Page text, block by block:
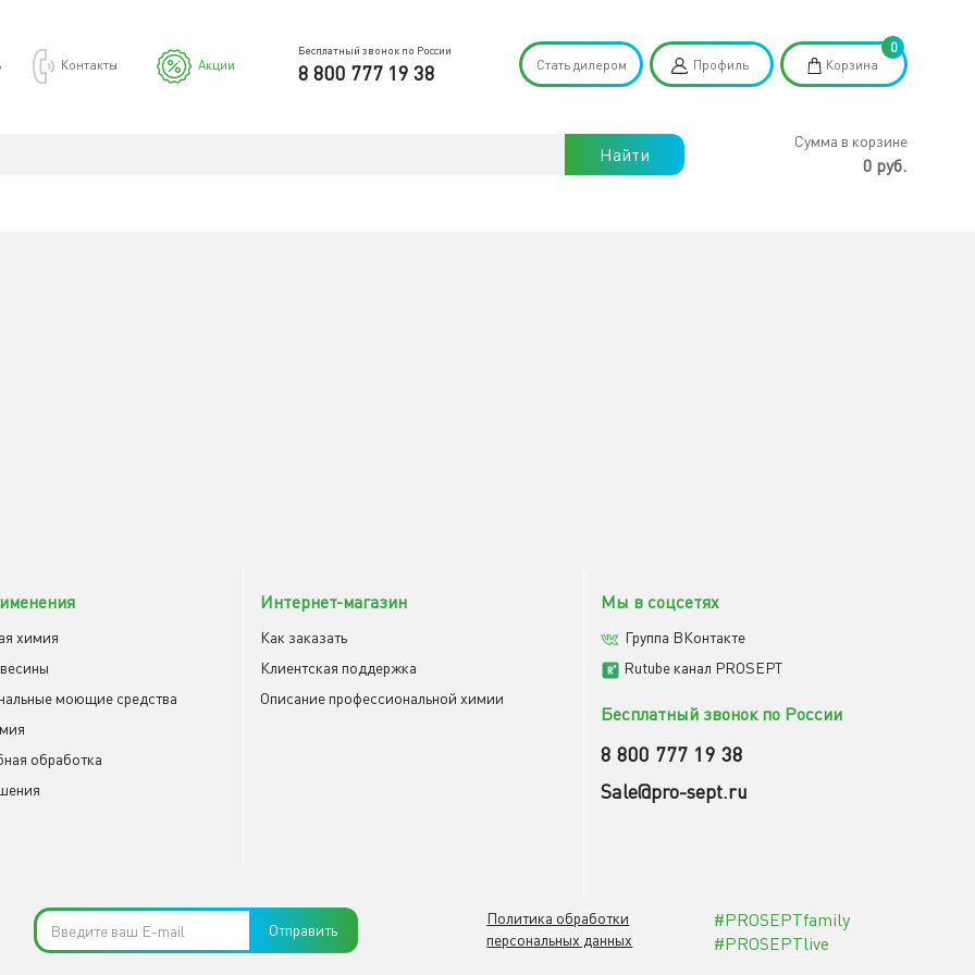
Контакты Акции
Бесплатный звонок по России
8 800 777 19 38 Стать дилером Профиль Корзина
Найти
Сумма в корзине
0
0 руб.
химия
моющие средства
обработка
Интернет-магазин
Как заказать
Клиентская поддержка
Описание профессиональной химии
Мы в соцсетях
Группа ВКонтакте
Rutube канал PROSEPT
Бесплатный звонок по России
8 800 777 19 38
Sale@pro-sept.ru
Отправить
Политика обработки
персональных данных
#PROSEPTfamily
#PROSEPTlive